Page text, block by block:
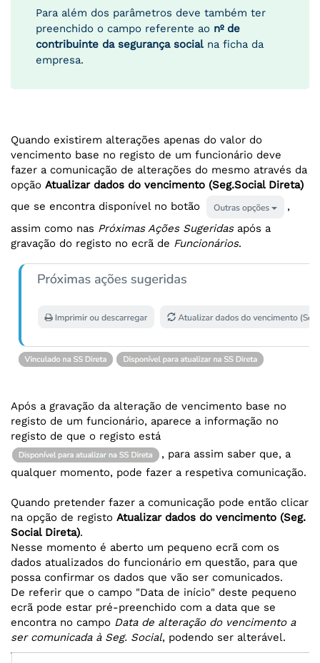
Para além dos parâmetros deve também ter
preenchido o campo referente ao nº de
contribuinte da segurança social na ficha da
empresa.
Quando existirem alterações apenas do valor do
vencimento base no registo de um funcionário deve
fazer a comunicação de alterações do mesmo através da
opção Atualizar dados do vencimento (Seg.Social Direta)
que se encontra disponível no botão
,
assim como nas Próximas Ações Sugeridasapós a
gravação do registo no ecrã de Funcionários.
Após a gravação da alteração de vencimento base no
registo de um funcionário, aparece a informação no
registo de que o registo está
, para assim saber que, a
qualquer momento, pode fazer a respetiva comunicação.
Quando pretender fazer a comunicação pode então clicar
na opção de registo Atualizar dados do vencimento (Seg.
Social Direta).
Nesse momento é aberto um pequeno ecrã com os
dados atualizados do funcionário em questão, para que
possa confirmar os dados que vão ser comunicados.
De referir que o campo "Data de início" deste pequeno
ecrã pode estar pré-preenchido com a data que se
encontra no campo Data de alteração do vencimento a
ser comunicada à Seg. Social, podendo ser alterável.